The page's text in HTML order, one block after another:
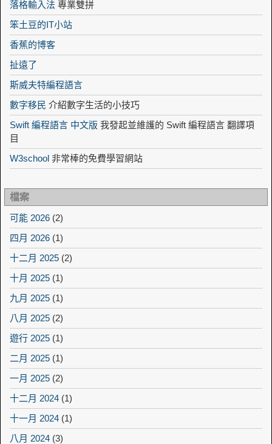
落格輸入法 專業雙拼
笨土豆的IT小站
香蕉的博客
扯遠了
斯威夫特編程語言
數字移民 介紹數字生活的小技巧
Swift 編程語言 中文版 我發起並維護的 Swift 編程語言 翻譯項
目
W3school 非常棒的免費學習網站
檔案
可能 2026 (2)
四月 2026 (1)
十二月 2025 (2)
十月 2025 (1)
九月 2025 (1)
八月 2025 (2)
遊行 2025 (1)
二月 2025 (1)
一月 2025 (2)
十二月 2024 (1)
十一月 2024 (1)
八月 2024 (3)